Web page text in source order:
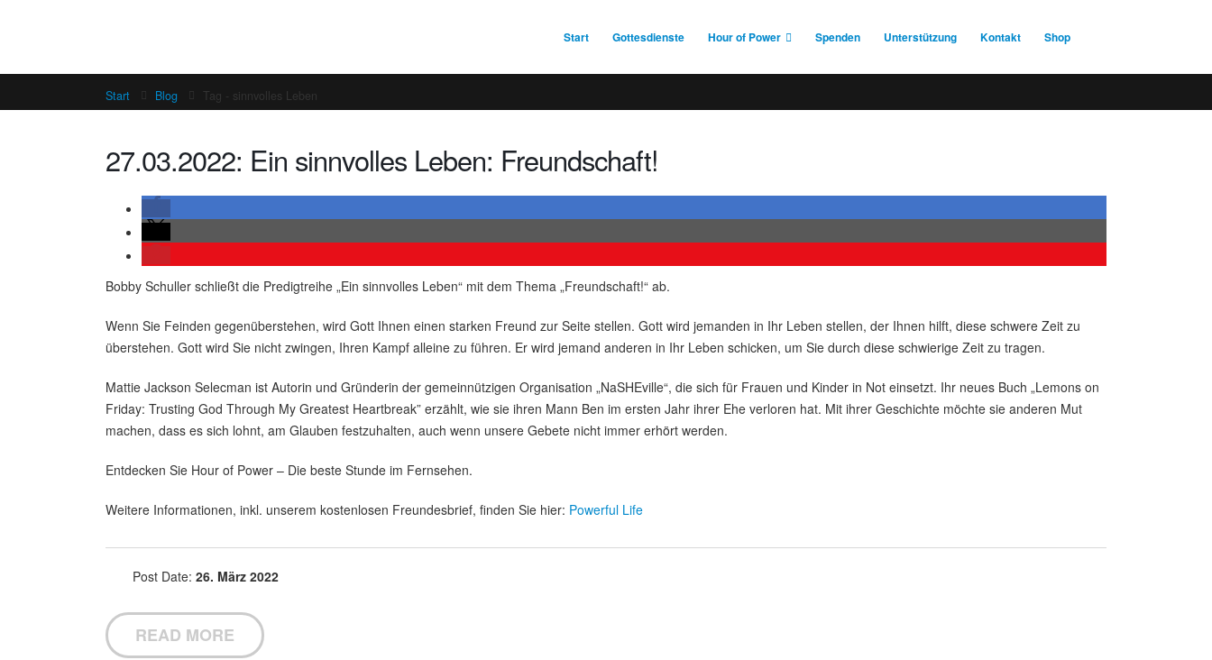
Start Gottesdienste Hour of Power Spenden Unterstützung Kontakt Shop
Start Blog Tag - sinnvolles Leben
27.03.2022: Ein sinnvolles Leben: Freundschaft!
Bobby Schuller schließt die Predigtreihe „Ein sinnvolles Leben“ mit dem Thema „Freundschaft!“ ab.
Wenn Sie Feinden gegenüberstehen, wird Gott Ihnen einen starken Freund zur Seite stellen. Gott wird jemanden in Ihr Leben stellen, der Ihnen hilft, diese schwere Zeit zu
überstehen. Gott wird Sie nicht zwingen, Ihren Kampf alleine zu führen. Er wird jemand anderen in Ihr Leben schicken, um Sie durch diese schwierige Zeit zu tragen.
Mattie Jackson Selecman ist Autorin und Gründerin der gemeinnützigen Organisation „NaSHEville“, die sich für Frauen und Kinder in Not einsetzt. Ihr neues Buch „Lemons on
Friday: Trusting God Through My Greatest Heartbreak” erzählt, wie sie ihren Mann Ben im ersten Jahr ihrer Ehe verloren hat. Mit ihrer Geschichte möchte sie anderen Mut
machen, dass es sich lohnt, am Glauben festzuhalten, auch wenn unsere Gebete nicht immer erhört werden.
Entdecken Sie Hour of Power – Die beste Stunde im Fernsehen.
Weitere Informationen, inkl. unserem kostenlosen Freundesbrief, finden Sie hier: Powerful Life
Post Date: 26. März 2022
READ MORE